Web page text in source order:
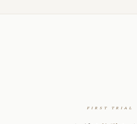
FIRST TRIAL